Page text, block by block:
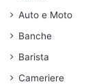
Auto e Moto
Banche
Barista
Cameriere